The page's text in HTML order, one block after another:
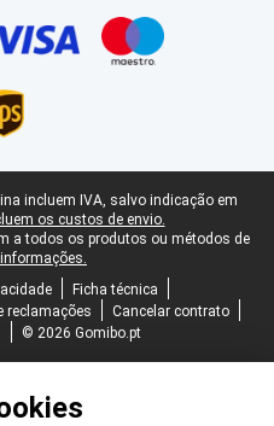
incluem IVA, salvo indicação em
os custos de envio.
a todos os produtos ou métodos de
Ficha técnica
reclamações
Cancelar contrato
© 2026 Gomibo.pt